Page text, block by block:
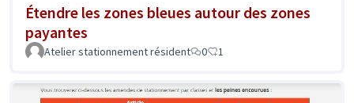
Étendre les zones bleues autour des zones
payantes
Atelier stationnement résident 0 1